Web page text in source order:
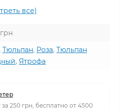
все)
Тюльпан, Роза, Тюльпан
, Ятрофа
250 грн, бесплатно от 4500